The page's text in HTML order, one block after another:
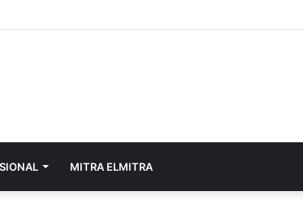
Seluruh Perangkat Daerah Percepat Peningkatan PAD
MITRA ELMITRA